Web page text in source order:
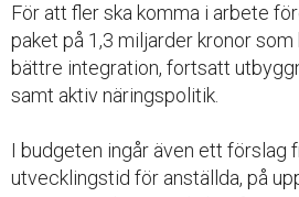
För att fler ska komma i arbete
paket på 1,3 miljarder kronor som
bättre integration, fortsatt
samt aktiv näringspolitik.
I budgeten ingår även ett förslag
utvecklingstid för anställda, på